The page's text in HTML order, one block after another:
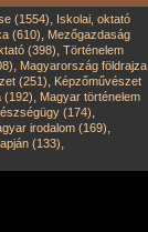
(1554), Iskolai, oktató
(610), Mezőgazdaság
(398), Történelem
, Magyarország földrajza
(251), Képzőművészet
(192), Magyar történelem
(174),
irodalom (169),
(133),